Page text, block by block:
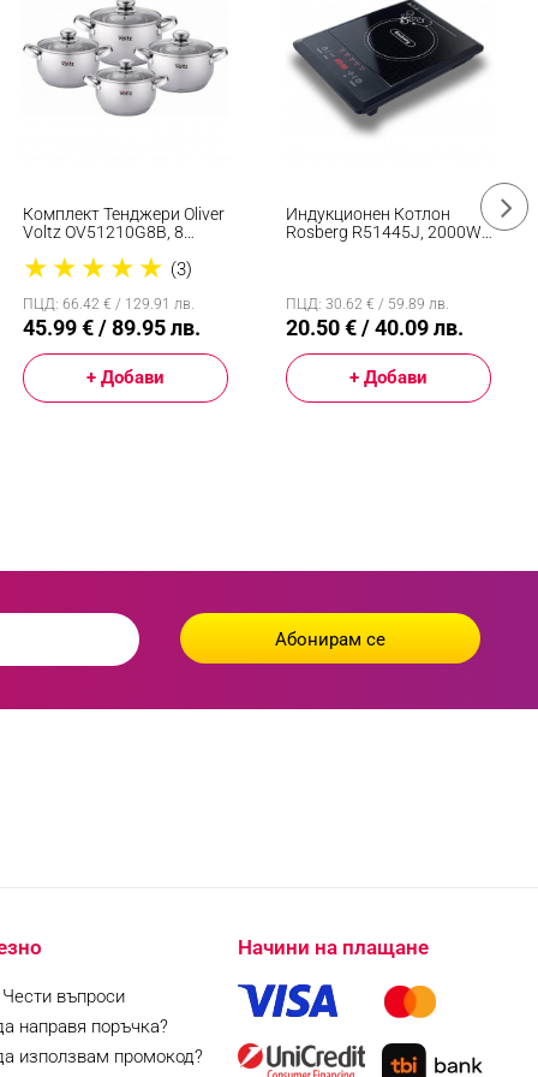
Комплект Тенджери Oliver
Voltz OV51210G8B, 8
Дъно, Индукция,
Сребрист
★ ★ ★ ★ ★ (3)
ПЦД: 66.42 € / 129.91 лв.
45.99 € / 89.95 лв.
+ Добави
Индукционен Котлон
Rosberg R51445J, 2000W,
ПЦД: 30.62 € / 59.89 лв.
20.50 € / 40.09 лв.
+ Добави
Чести въпроси
направя поръчка?
използвам промокод?
Начини на плащане